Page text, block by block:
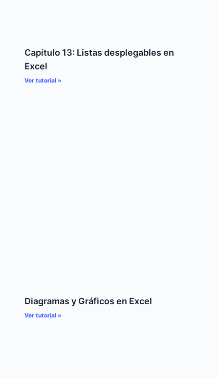
Capítulo 13: Listas desplegables en
Excel
Ver tutorial »
Diagramas y Gráficos en Excel
Ver tutorial »